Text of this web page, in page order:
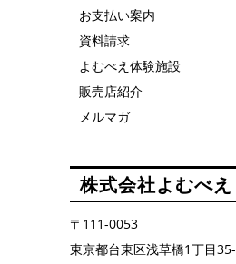
お支払い案内
資料請求
よむべえ体験施設
販売店紹介
メルマガ
株式会社よむべえ
〒111-0053
東京都台東区浅草橋1丁目35-